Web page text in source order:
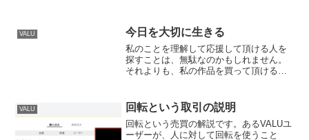
VALU 今日を大切に生きる
私のことを理解して応援して頂ける人を
探すことは、無駄なのかもしれません。
それよりも、私の作品を買って頂ける人
頂ける人と応援して頂ける人の両方が増
えない状況に陥っています...
VALU 回転という取引の説明
回転という売買の解説です。あるVALUユ
ーザーが、人に対して回転を使うこと